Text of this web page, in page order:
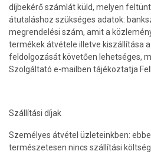
díjbekérő számlát küld, melyen
átutaláshoz szükséges adatok:
megrendelési szám, amit a
termékek átvétele illetve kiszállítása
feldolgozását követően lehetséges,
Szolgáltató e-mailben tájékoztatja
Szállítási díjak
Személyes átvétel üzleteinkben:
természetesen nincs szállítási költség.